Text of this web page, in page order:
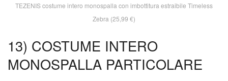
TEZENIS costume intero monospalla con imbottitura estraibile Timeless
Zebra (25,99 €)
13) COSTUME INTERO
MONOSPALLA PARTICOLARE